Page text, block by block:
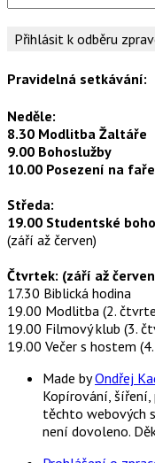
Pravidelná setkávání:
Neděle:
8.30 Modlitba Žaltáře
9.00 Bohoslužby
10.00 Posezení na faře
Středa:
19.00 Studentské
(září až červen)
Čtvrtek: (září až
17.30 Biblická hodina
19.00 Modlitba (2.
19.00 Filmový klub (3.
19.00 Večer s hostem
Made byOndřej
Kopírování, šíření,
těchto webových
není dovoleno.